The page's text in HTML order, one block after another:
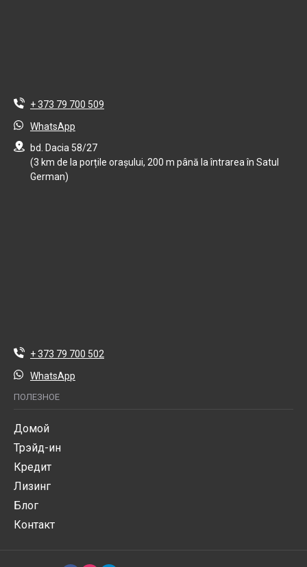
+ 373 79 700 509
WhatsApp
bd. Dacia 58/27
(3 km de la porțile orașului, 200 m până la întrarea în Satul
German)
+ 373 79 700 502
WhatsApp
ПОЛЕЗНОЕ
Домой
Трэйд-ин
Кредит
Лизинг
Блог
Контакт